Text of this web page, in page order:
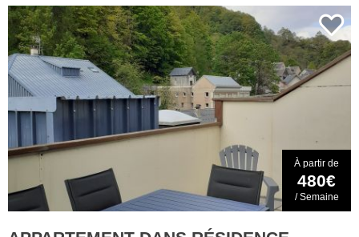
À partir de
480€
/ Semaine